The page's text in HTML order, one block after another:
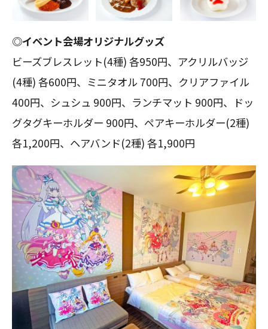
◎イベント会場オリジナルグッズ
ビーズブレスレット(4種) 各950円、アクリルバッジ
(4種) 各600円、ミニタオル 700円、クリアファイル
400円、シュシュ 900円、ランチマット 900円、ドッ
グタグキーホルダー 900円、ペアキーホルダー(2種)
各1,200円、ヘアバンド(2種) 各1,900円